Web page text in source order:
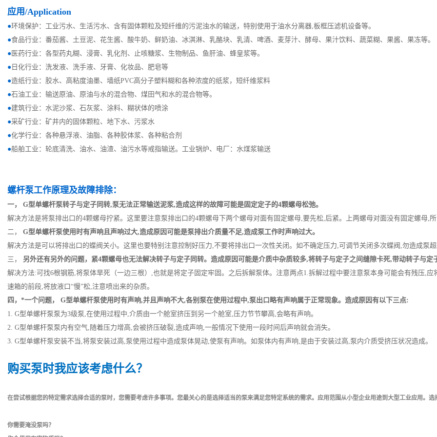
应用/Application
●环境保护：工业污水、生活污水、含有固体颗粒及短纤维的污泥浊水的输送，特别使用于油水分离器,板框压滤机设备等。
●食品行业：番茄酱、土豆泥、花生酱、酸牛奶、鲜奶油、冰淇淋、乳酪块、乳清、啤酒、麦芽汁、酵母、果汁饮料、蔬菜糊、果酱、果冻等。
● 医药行业：各型药丸糊、浸膏、乳化剂、止咳糖浆、生物制品、鱼肝油、蜂皇浆等。
● 日化行业：洗发液、洗手液、牙膏、化妆品、肥皂等
●造纸行业：胶水、高粘度油墨、墙纸PVC高分子塑料糊和各种浓度的纸浆，短纤维浆料
●石油工业：输送原油、原油与水的混合物、煤田气和水的混合物等。
●建筑行业：水泥沙浆、石灰浆、涂料、糊状体的喷涂
●采矿行业：矿井内的固体颗粒、地下水、污浆水
●化学行业：各种悬浮液、油脂、各种胶体浆、各种粘合剂
●船舶工业：轮底清洗、油水、油渣、油污水等戒指输送。工业锅炉、电厂：水煤浆输送
螺杆泵工作原理及故障排除：
一， G型单螺杆泵转子与定子同转,泵无法正常输送泥浆,造成这样的故障可能是固定定子的4颗螺母松弛。
解决方法是将泵排出口的4颗螺母拧紧。这里要注意泵排出口的4颗螺母下两个螺母对面有固定螺母,要先松,后紧。上两螺母对面没有固定螺母,所
二， G型单螺杆泵使用时有声响且声响过大,造成原因可能是泵排出介质量不足,造成泵工作时声响过大。
解决方法是可以将排出口的蝶阀关小。这里也要特别注意控制好压力,不要将排出口一次性关闭。如不确定压力,可调节关闭多次蝶阀,勿造成泵超
三， 另外还有另外的问题，紧4颗螺母也无法解决转子与定子同转。造成原因可能是介质中杂质较多,将转子与定子之间缝隙卡死,带动转子与定
解决方法:可找6根钢筋,将泵体旱死（一边三根）,也就是将定子固定牢固。之后拆解泵体。注意两点1.拆解过程中要注意泵本身可能会有残压,
速箱的前段,将放液口“慢”松,注意喷出来的杂质。
四，*一个问题， G型单螺杆泵使用时有声响,并且声响不大,各别泵在使用过程中,泵出口略有声响属于正常现象。造成原因有以下三点:
1. G型单螺杆泵泵为3级泵,在使用过程中,介质由一个舱室挤压到另一个舱室,压力节节攀高,会略有声响。
2. G型单螺杆泵泵内有空气,随着压力增高,会被挤压破裂,造成声响,一般情况下使用一段时间后声响就会消失。
3. G型单螺杆泵安装不当,将泵安装过高,泵使用过程中造成泵体晃动,使泵有声响。如泵体内有声响,是由于安装过高,泵内介质受挤压状况造成。
购买泵时我应该考虑什么？
在尝试根据您的特定需求选择合适的泵时，您需要考虑许多事项。您最关心的是选择适当的泵来满足您特定系统的需求。应用范围从小型企业用途到大型工业应用。选
你需要淹没泵吗？